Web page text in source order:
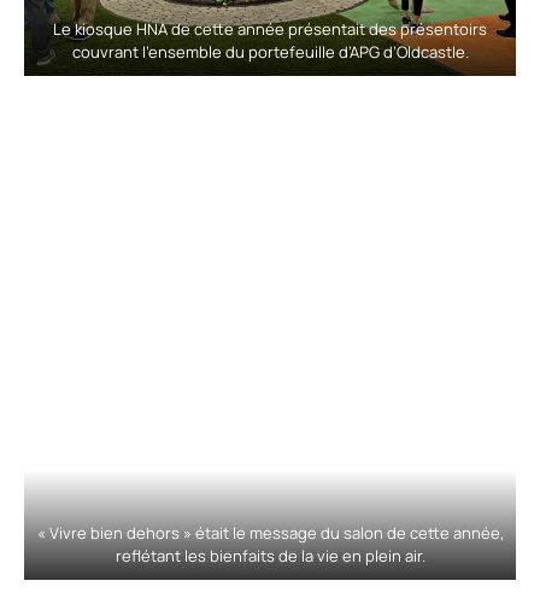
Le kiosque HNA de cette année présentait des présentoirs
couvrant l’ensemble du portefeuille d’APG d’Oldcastle.
« Vivre bien dehors » était le message du salon de cette année,
reflétant les bienfaits de la vie en plein air.